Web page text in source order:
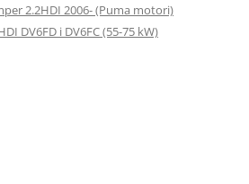
2.2HDI 2006- (Puma motori)
DV6FD i DV6FC (55-75 kW)